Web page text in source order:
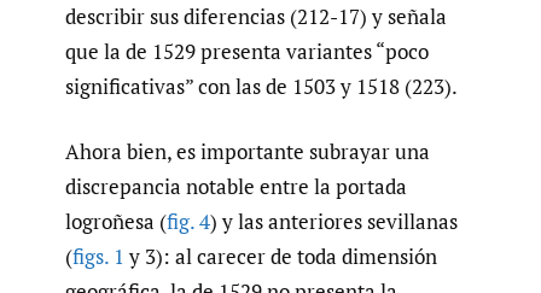
describir sus diferencias (212-17) y señala
que la de 1529 presenta variantes “poco
significativas” con las de 1503 y 1518 (223).
Ahora bien, es importante subrayar una
discrepancia notable entre la portada
logroñesa (fig. 4) y las anteriores sevillanas
(figs. 1y 3): al carecer de toda dimensión